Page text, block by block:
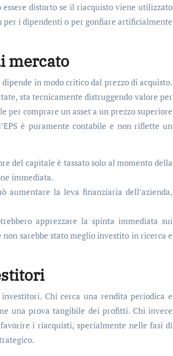
distorto se il riacquisto viene utilizzato
i dipendenti o per gonfiare artificialmente
mercato
in modo critico dal prezzo di acquisto.
sta tecnicamente distruggendo valore per
per comprare un asset a un prezzo superiore
è puramente contabile e non riflette un
del capitale è tassato solo al momento della
immediata.
aumentare la leva finanziaria dell’azienda,
apprezzare la spinta immediata sui
sarebbe stato meglio investito in ricerca e
Chi cerca una rendita periodica e
una prova tangibile dei profitti. Chi invece
i riacquisti, specialmente nelle fasi di